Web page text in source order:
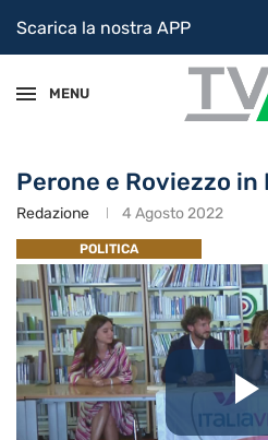
Scarica la nostra APP
MENU
Perone e Roviezzo in
Redazione 4 Agosto 2022
POLITICA